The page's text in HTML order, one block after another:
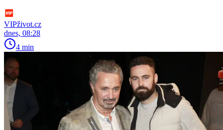
VIPživot.cz
dnes, 08:28
4 min